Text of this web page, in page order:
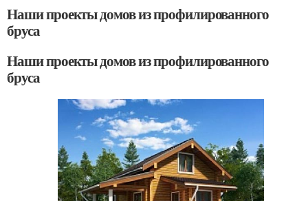
Наши проекты домов из профилированного
бруса
Наши проекты домов из профилированного
бруса